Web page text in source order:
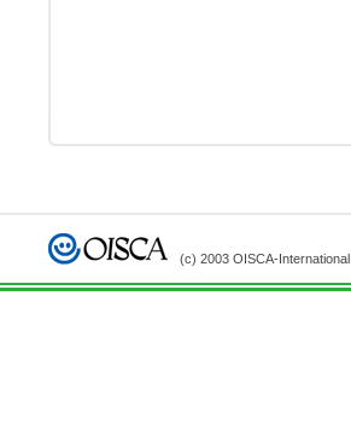
(c) 2003 OISCA-International